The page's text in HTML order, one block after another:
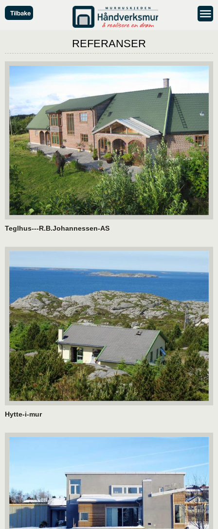
REFERANSER
Teglhus---R.B.Johannessen-AS
Hytte-i-mur